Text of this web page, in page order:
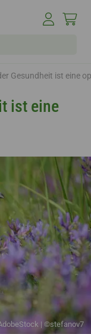
Gesundheit ist eine
ist eine
| ©stefanov7